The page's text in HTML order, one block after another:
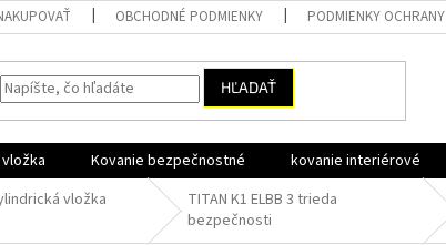
OBCHODNÉ PODMIENKY PODMIENKY OCHRANY
HĽADAŤ
Kovanie bezpečnostné kovanie interiérové
vložka
TITAN K1 ELBB 3 trieda
bezpečnosti